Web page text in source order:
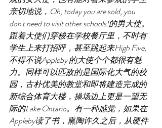
亲切地说，Oh, today you are sold, you
don't need to visit other schools!的男大使。
跟着大使们穿梭在学校餐厅里，不时有
学生上来打招呼，甚至跳起来High Five,
不得不说Appleby 的大使个个都很有魅
力。同样可以匹敌的是国际化大气的校
园，古朴优美的教堂和即将建造完成的
新综合体育大楼，操场边上更是一望无
际的Lake Ontario。有一种感觉，如果在
Appleby读了书，熏陶许久之后，从硬件